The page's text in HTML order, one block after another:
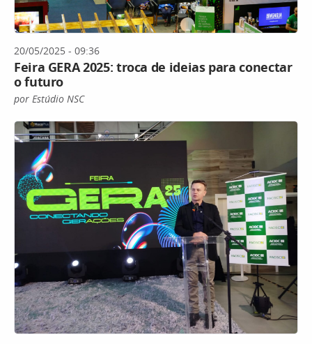
20/05/2025 - 09:36
Feira GERA 2025: troca de ideias para conectar
o futuro
por Estúdio NSC